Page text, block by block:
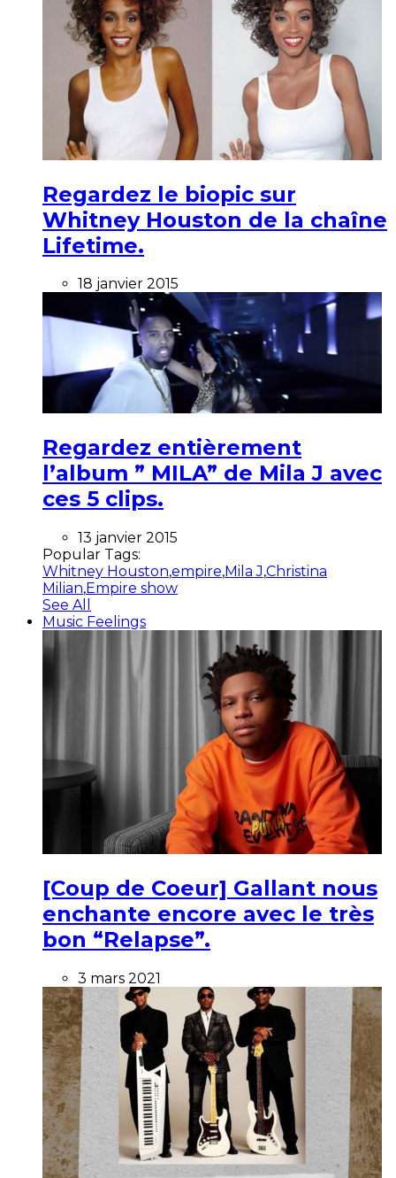
Regardez le biopic sur
Whitney Houston de la chaîne
Lifetime.
18 janvier 2015
Regardez entièrement
l’album ” MILA” de Mila J avec
ces 5 clips.
13 janvier 2015
Popular Tags:
Whitney Houston,empire,Mila J,Christina
Milian,Empire show
See All
Music Feelings
[Coup de Coeur] Gallant nous
enchante encore avec le très
bon “Relapse”.
3 mars 2021